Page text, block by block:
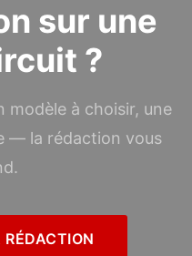
sur une
?
modèle à choisir, une
— la rédaction vous